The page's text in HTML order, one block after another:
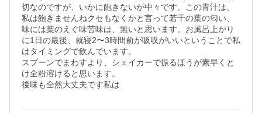
切なのですが、いかに飽きないが中々です。この青汁は、
私は飽きませんねクセもなくかと言って若干の葉の匂い、
味には葉のえぐ味苦味は、無いと思います。お風呂上がり
に1日の最後、就寝2〜3時間前が吸収がいいということで私
はタイミングで飲んでいます。
スプーンでまわすより、シェイカーで振るほうが素早くと
け全粉溶けると思います。
後味も全然大丈夫です私は